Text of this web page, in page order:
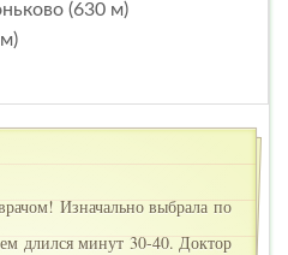
(630 м)
Изначально выбрала по
длился минут 30-40. Доктор